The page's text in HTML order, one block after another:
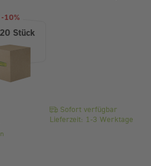
-10%
Stück
Sofort verfügbar
Lieferzeit: 1-3 Werktage